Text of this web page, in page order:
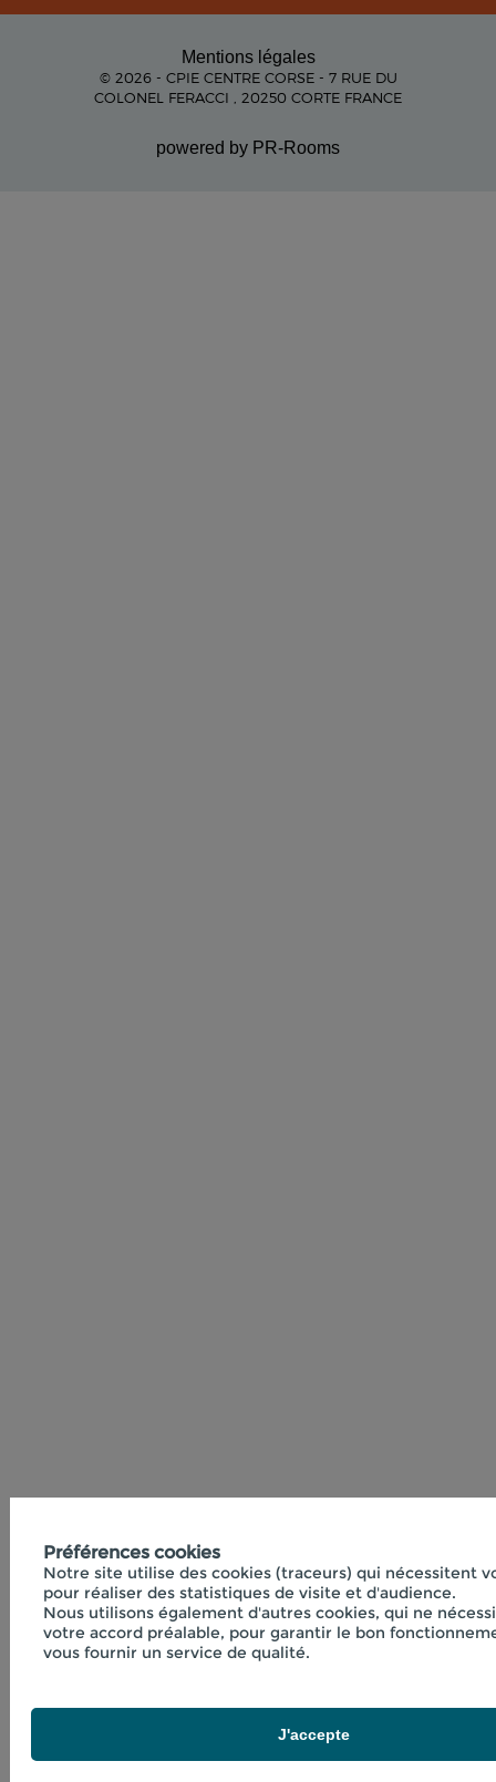
Mentions légales
© 2026 - CPIE CENTRE CORSE - 7 RUE DU
COLONEL FERACCI , 20250 CORTE FRANCE
powered by PR-Rooms
Préférences cookies
Notre site utilise des cookies (traceurs) qui nécessitent
pour réaliser des statistiques de visite et d'audience.
Nous utilisons également d'autres cookies, qui ne
votre accord préalable, pour garantir le bon
vous fournir un service de qualité.
J'accepte